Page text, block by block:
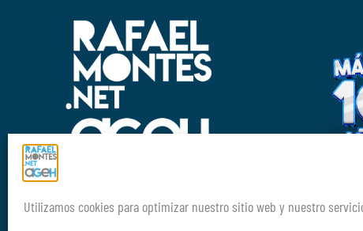
Utilizamos cookies para optimizar nuestro sitio web y nuestro
Política de cookies (UE)
DE GEOGRAFÍA